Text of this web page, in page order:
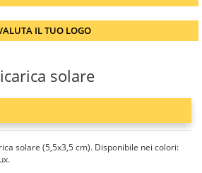
IL TUO LOGO
solare
solare (5,5x3,5 cm). Disponibile nei colori: